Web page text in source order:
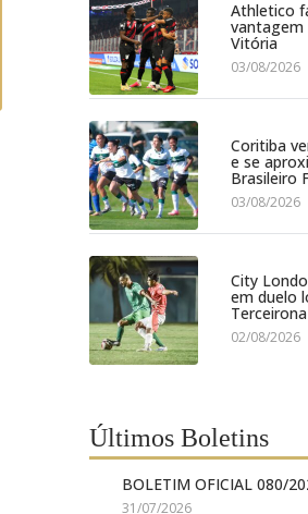
Athletico
Vitória
03/08/2026
Coritiba
e se
Brasileiro
03/08/2026
City
em duelo
Terceirona
02/08/2026
Últimos Boletins
BOLETIM OFICIAL 080/
31/07/2026